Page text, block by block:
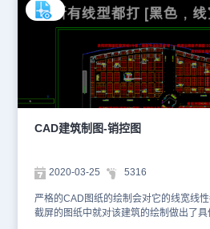
业用途。
CAD建筑制图-销控图
2020-03-25 5316
严格的CAD图纸的绘制会对它的线宽线
截屏的图纸中就对该建筑的绘制做出了